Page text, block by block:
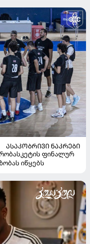
ᲐᲡᲐᲙᲝᲑᲠᲘᲕᲘ ᲜᲐᲙᲠᲔᲑᲘ
ფინალურ
იწყებს